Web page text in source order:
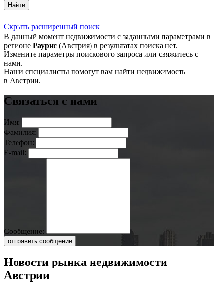
Найти
Скрыть расширенный поиск
В данный момент недвижимости с заданными параметрами в
регионе Раурис (Австрия) в результатах поиска нет.
Измените параметры поискового запроса или свяжитесь с
нами.
Наши специалисты помогут вам найти недвижимость
в Австрии.
Связаться с нами
Имя:
Фамилия:
Телефон:
E-mail:
Сообщение:
отправить сообщение
Новости рынка недвижимости
Австрии